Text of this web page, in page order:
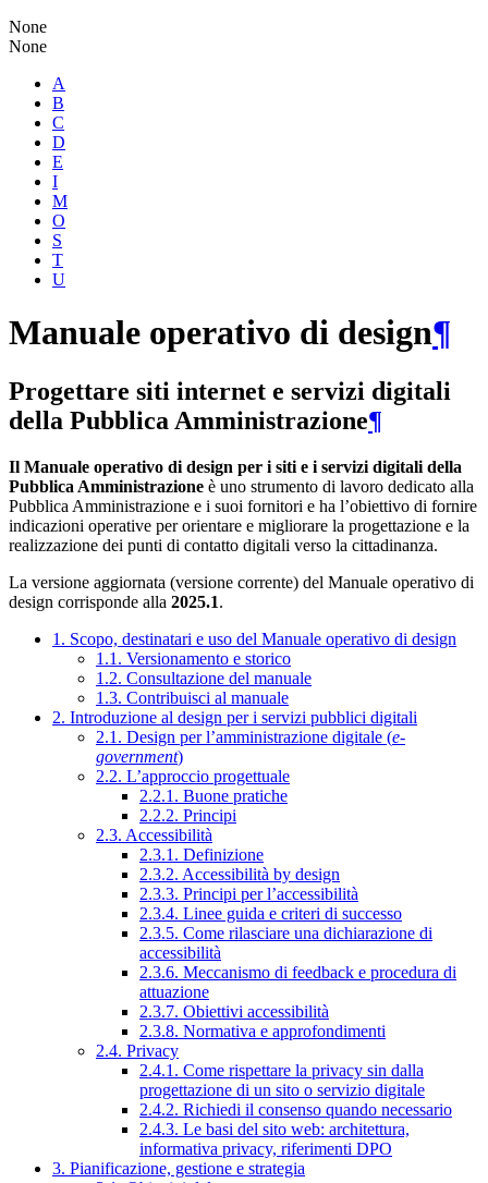
None
None
A
B
C
D
E
I
M
O
S
T
U
Manuale operativo di design¶
Progettare siti internet e servizi digitali
della Pubblica Amministrazione¶
Il Manuale operativo di design per i siti e i servizi digitali della
Pubblica Amministrazione è uno strumento di lavoro dedicato alla
Pubblica Amministrazione e i suoi fornitori e ha l’obiettivo di fornire
indicazioni operative per orientare e migliorare la progettazione e la
realizzazione dei punti di contatto digitali verso la cittadinanza.
La versione aggiornata (versione corrente) del Manuale operativo di
design corrisponde alla 2025.1.
1. Scopo, destinatari e uso del Manuale operativo di design
1.1. Versionamento e storico
1.2. Consultazione del manuale
1.3. Contribuisci al manuale
2. Introduzione al design per i servizi pubblici digitali
2.1. Design per l’amministrazione digitale (e-
government)
2.2. L’approccio progettuale
2.2.1. Buone pratiche
2.2.2. Principi
2.3. Accessibilità
2.3.1. Definizione
2.3.2. Accessibilità by design
2.3.3. Principi per l’accessibilità
2.3.4. Linee guida e criteri di successo
2.3.5. Come rilasciare una dichiarazione di
accessibilità
2.3.6. Meccanismo di feedback e procedura di
attuazione
2.3.7. Obiettivi accessibilità
2.3.8. Normativa e approfondimenti
2.4. Privacy
2.4.1. Come rispettare la privacy sin dalla
progettazione di un sito o servizio digitale
2.4.2. Richiedi il consenso quando necessario
2.4.3. Le basi del sito web: architettura,
informativa privacy, riferimenti DPO
3. Pianificazione, gestione e strategia